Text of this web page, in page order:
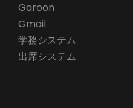
Garoon
Gmail
学務システム
出席システム